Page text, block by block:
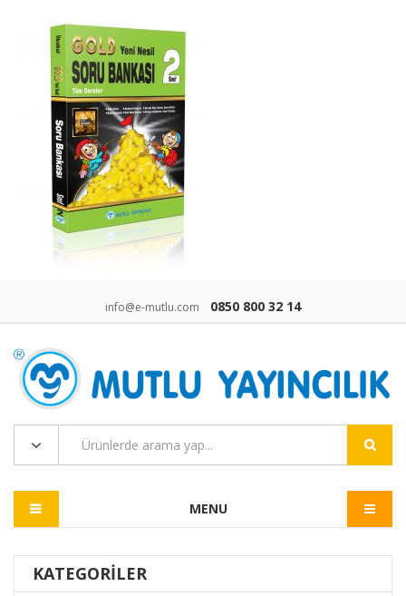
info@e-mutlu.com 0850 800 32 14
MENU
KATEGORILER